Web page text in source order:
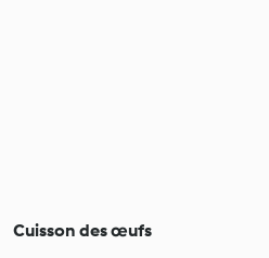
Cuisson des œufs